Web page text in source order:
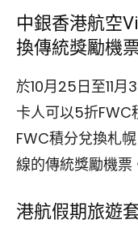
中銀香港航空
換傳統獎勵機
於10月25日至11
卡人可以5折FWC
FWC積分兌換札
線的傳統獎勵機票
港航假期旅遊